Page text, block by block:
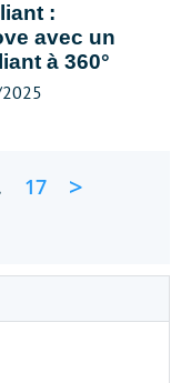
:
avec un
à 360°
17 >